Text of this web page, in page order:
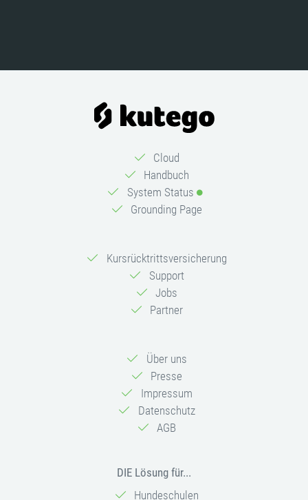
Cloud
Handbuch
System Status
Grounding Page
Kursrücktrittsversicherung
Support
Jobs
Partner
Über uns
Presse
Impressum
Datenschutz
AGB
DIE Lösung für...
Hundeschulen